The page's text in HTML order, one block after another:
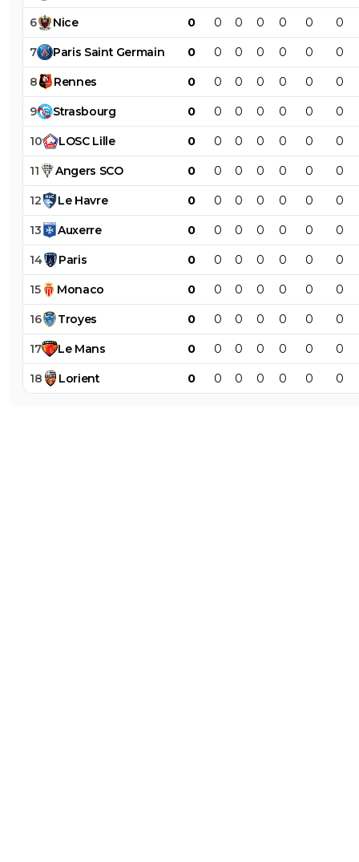
6 Nice 0 0 0 0 0 0 0
7 Paris Saint Germain 0 0 0 0 0 0 0
8 Rennes 0 0 0 0 0 0 0
9 Strasbourg 0 0 0 0 0 0 0
10 LOSC Lille 0 0 0 0 0 0 0
11 Angers SCO 0 0 0 0 0 0 0
12 Le Havre 0 0 0 0 0 0 0
13 Auxerre 0 0 0 0 0 0 0
14 Paris 0 0 0 0 0 0 0
15 Monaco 0 0 0 0 0 0 0
16 Troyes 0 0 0 0 0 0 0
17 Le Mans 0 0 0 0 0 0 0
18 Lorient 0 0 0 0 0 0 0